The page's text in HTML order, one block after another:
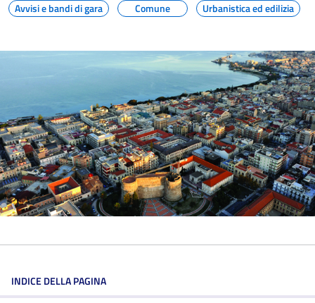
Avvisi e bandi di gara Comune Urbanistica ed edilizia
INDICE DELLA PAGINA